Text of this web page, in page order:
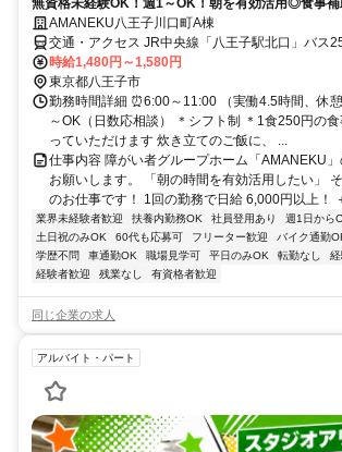
無資格未経験OK！週1～OK！朝を有効活用◎食事
AMANEKU八王子川口町A棟
交通・アクセス JR中央線「八王子駅北口」バス
停徒歩2分
時給1,480円～1,580円
東京都八王子市
勤務時間詳細 ⏰6:00～11:00 （実働4.5時間、休
～OK（日数応相談） ＊シフト制 ＊1食250円の
っていただけます 炊き立てのご飯に、 ...
仕事内容 障がい者グループホーム「AMANEKU
お願いします。 「朝の時間を有効活用したい」
のお仕事です！ 1回の勤務で日給 6,000円以上！
業界未経験者歓迎 扶養内勤務OK 社員登用あり 週1日から
土日祝のみOK
60代も応募可 フリーター歓迎 バイク通勤
学歴不問
車通勤OK 職場見学可 平日のみOK 転勤なし
経験者歓迎
残業なし 有資格者歓迎
同じ企業の求人
アルバイト・パート